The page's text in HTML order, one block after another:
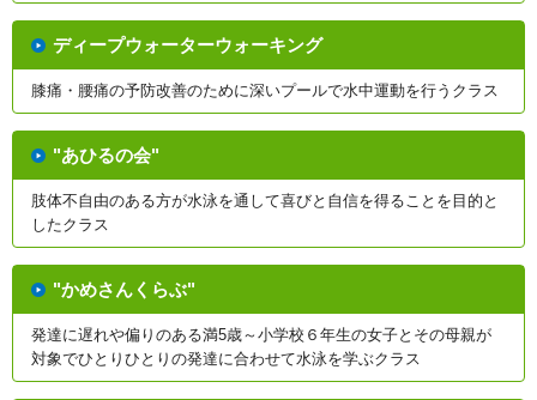
ディープウォーターウォーキング
膝痛・腰痛の予防改善のために深いプールで水中運動を行うクラス
"あひるの会"
肢体不自由のある方が水泳を通して喜びと自信を得ることを目的と
したクラス
"かめさんくらぶ"
発達に遅れや偏りのある満5歳～小学校６年生の女子とその母親が
対象でひとりひとりの発達に合わせて水泳を学ぶクラス